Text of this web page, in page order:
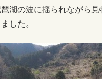
湖の波に揺られながら
した。